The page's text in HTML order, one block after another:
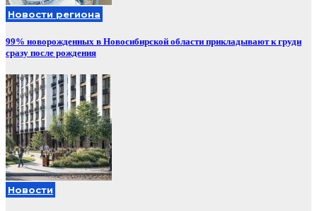
Новости региона
99% новорожденных в Новосибирской области прикладывают к груди
сразу после рождения
Новости